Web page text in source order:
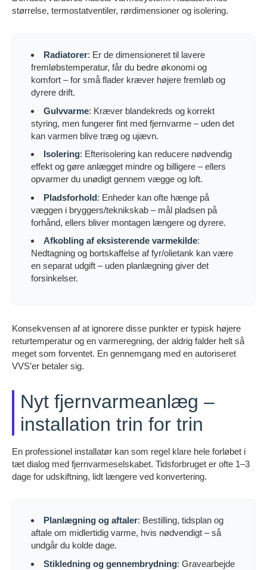
størrelse, termostatventiler, rørdimensioner og isolering.
Radiatorer: Er de dimensioneret til lavere
fremløbstemperatur, får du bedre økonomi og
komfort – for små flader kræver højere fremløb og
dyrere drift.
Gulvvarme: Kræver blandekreds og korrekt
styring, men fungerer fint med fjernvarme – uden det
kan varmen blive træg og ujævn.
Isolering: Efterisolering kan reducere nødvendig
effekt og gøre anlægget mindre og billigere – ellers
opvarmer du unødigt gennem vægge og loft.
Pladsforhold: Enheder kan ofte hænge på
væggen i bryggers/teknikskab – mål pladsen på
forhånd, ellers bliver montagen længere og dyrere.
Afkobling af eksisterende varmekilde:
Nedtagning og bortskaffelse af fyr/olietank kan være
en separat udgift – uden planlægning giver det
forsinkelser.
Konsekvensen af at ignorere disse punkter er typisk højere
returtemperatur og en varmeregning, der aldrig falder helt så
meget som forventet. En gennemgang med en autoriseret
VVS’er betaler sig.
Nyt fjernvarmeanlæg –
installation trin for trin
En professionel installatør kan som regel klare hele forløbet i
tæt dialog med fjernvarmeselskabet. Tidsforbruget er ofte 1–3
dage for udskiftning, lidt længere ved konvertering.
Planlægning og aftaler: Bestilling, tidsplan og
aftale om midlertidig varme, hvis nødvendigt – så
undgår du kolde dage.
Stikledning og gennembrydning: Gravearbejde